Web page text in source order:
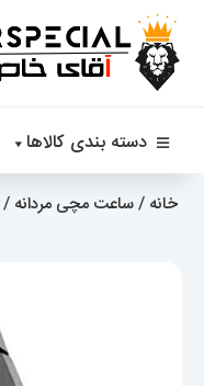
دسته بندی کالاها
خانه /ساعت مچی مردانه /